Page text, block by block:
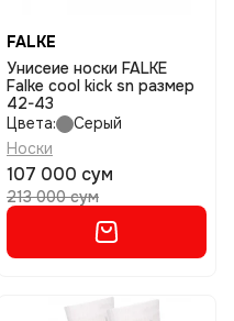
FALKE
Унисеие носки FALKE
Falke cool kick sn размер
42-43
Цвета:
Серый
Носки
107 000 сум
213 000 сум